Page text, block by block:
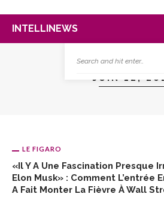
INTELLINEWS
JUIN 12,
LE FIGARO
«Il Y A Une Fascination Presque
Elon Musk» : Comment L’entrée
A Fait Monter La Fièvre À Wall